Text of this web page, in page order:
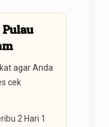
agar Anda
cek
2 Hari 1